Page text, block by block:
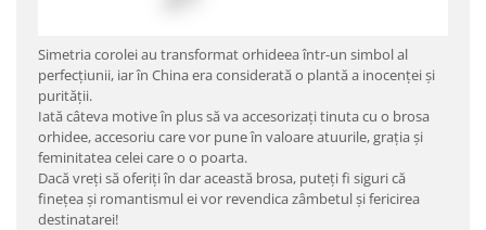
Simetria corolei au transformat orhideea într-un simbol al
perfecţiunii, iar în China era considerată o plantă a inocenţei şi
purităţii.
Iată câteva motive în plus să va accesorizaţi tinuta cu o brosa
orhidee, accesoriu care vor pune în valoare atuurile, graţia şi
feminitatea celei care o o poarta.
Dacă vreţi să oferiţi în dar această brosa, puteţi fi siguri că
fineţea şi romantismul ei vor revendica zâmbetul şi fericirea
destinatarei!